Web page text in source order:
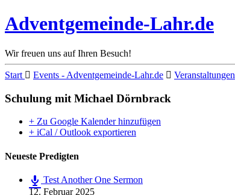
Adventgemeinde-Lahr.de
Wir freuen uns auf Ihren Besuch!
Start Events - Adventgemeinde-Lahr.de Veranstaltungen
Schulung mit Michael Dörnbrack
+ Zu Google Kalender hinzufügen
+ iCal / Outlook exportieren
Neueste Predigten
Test Another One Sermon
12. Februar 2025